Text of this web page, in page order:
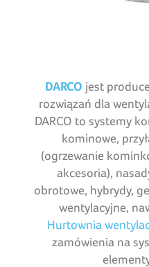
DARCO jest
rozwiązań dla
DARCO to systemy
kominowe,
(ogrzewanie
akcesoria),
obrotowe, hybrydy,
wentylacyjne,
Hurtownia
zamówienia na